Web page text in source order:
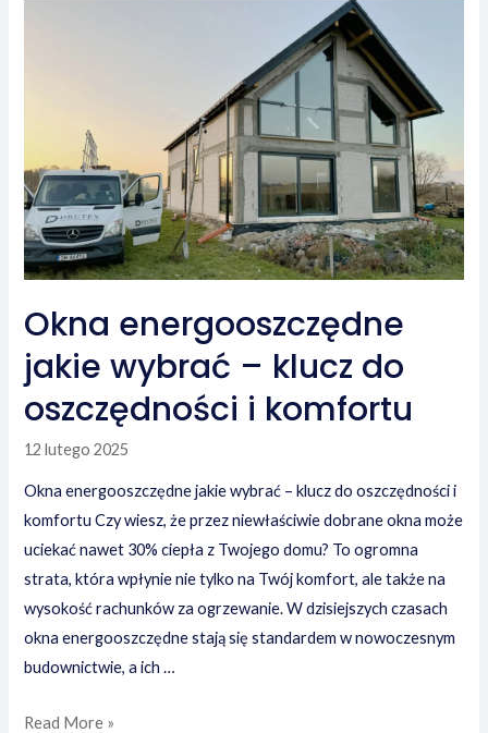
do
domu?
Okna energooszczędne
jakie wybrać – klucz do
oszczędności i komfortu
12 lutego 2025
Okna energooszczędne jakie wybrać – klucz do oszczędności i
komfortu Czy wiesz, że przez niewłaściwie dobrane okna może
uciekać nawet 30% ciepła z Twojego domu? To ogromna
strata, która wpłynie nie tylko na Twój komfort, ale także na
wysokość rachunków za ogrzewanie. W dzisiejszych czasach
okna energooszczędne stają się standardem w nowoczesnym
budownictwie, a ich …
Okna
Read More »